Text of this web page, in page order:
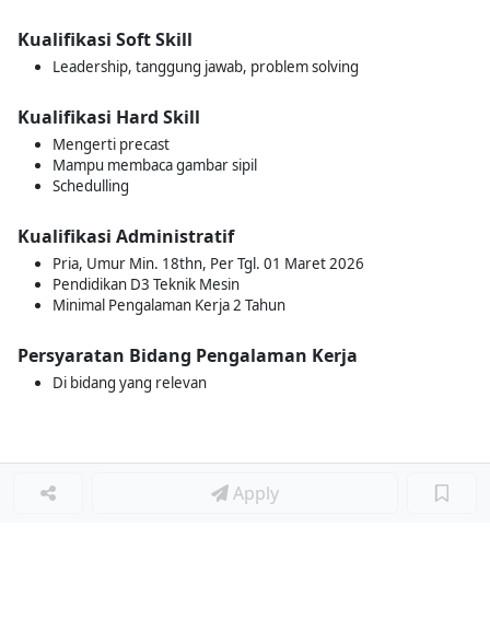
Kualifikasi Soft Skill
Leadership, tanggung jawab, problem solving
Kualifikasi Hard Skill
Mengerti precast
Mampu membaca gambar sipil
Schedulling
Kualifikasi Administratif
Pria, Umur Min. 18thn, Per Tgl. 01 Maret 2026
Pendidikan D3 Teknik Mesin
Minimal Pengalaman Kerja 2 Tahun
Persyaratan Bidang Pengalaman Kerja
Di bidang yang relevan
Apply